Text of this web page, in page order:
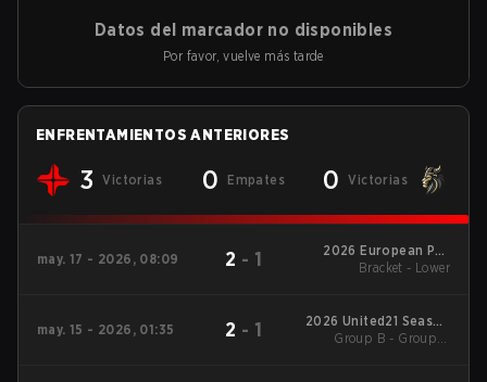
Datos del marcador no disponibles
Por favor, vuelve más tarde
ENFRENTAMIENTOS ANTERIORES
3 Victorias 0 Empates 0 Victorias
may. 17 - 2026, 08:09 2 - 1
2026 European Pro
League Regular
Bracket - Lower
may. 15 - 2026, 01:35 2 - 1
2026 United21 Season
49
Group B - Group B